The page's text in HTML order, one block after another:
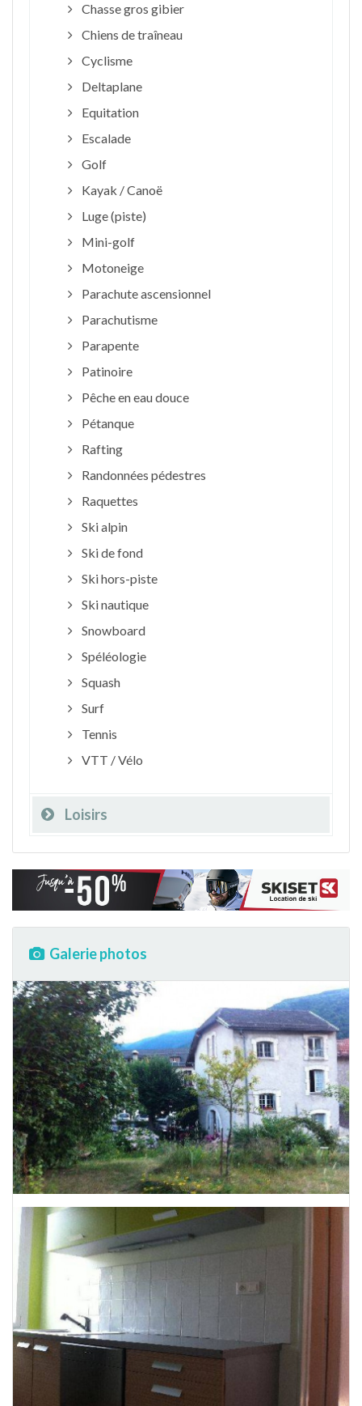
Chasse gros gibier
Chiens de traîneau
Cyclisme
Deltaplane
Equitation
Escalade
Golf
Kayak / Canoë
Luge (piste)
Mini-golf
Motoneige
Parachute ascensionnel
Parachutisme
Parapente
Patinoire
Pêche en eau douce
Pétanque
Rafting
Randonnées pédestres
Raquettes
Ski alpin
Ski de fond
Ski hors-piste
Ski nautique
Snowboard
Spéléologie
Squash
Surf
Tennis
VTT / Vélo
Loisirs
Galerie photos